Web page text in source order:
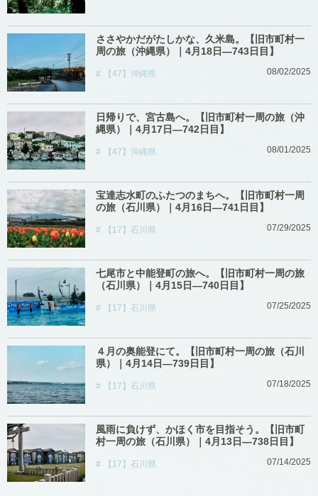
ささやかだがたしかな、久米島。【旧市町村一
周の旅（沖縄県）｜4月18日―743日目】
【47】沖縄県 08/02/2025
日帰りで、宮古島へ。【旧市町村一周の旅（沖
縄県）｜4月17日―742日目】
【47】沖縄県 08/01/2025
宝達志水町のふたつのまちへ。【旧市町村一周
の旅（石川県）｜4月16日―741日目】
【17】石川県 07/29/2025
七尾市と中能登町の旅へ。【旧市町村一周の旅
（石川県）｜4月15日―740日目】
【17】石川県 07/25/2025
４月の奥能登にて。【旧市町村一周の旅（石川
県）｜4月14日―739日目】
【17】石川県 07/18/2025
風雨に負けず、かほく市を目指そう。【旧市町
村一周の旅（石川県）｜4月13日―738日目】
【17】石川県 07/14/2025